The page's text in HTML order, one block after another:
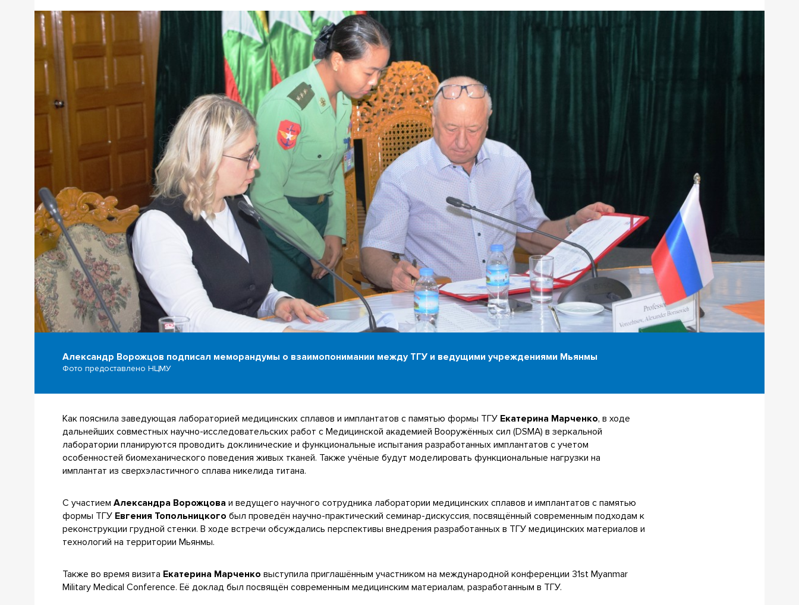
Александр Ворожцов подписал меморандумы о взаимопонимании между ТГУ и ведущими учреждениями Мьянмы
Фото предоставлено НЦМУ
Как пояснила заведующая лабораторией медицинских сплавов и имплантатов с памятью формы ТГУ Екатерина Марченко, в ходе
дальнейших совместных научно-исследовательских работ с Медицинской академией Вооружённых сил (DSMA) в зеркальной
лаборатории планируются проводить доклинические и функциональные испытания разработанных имплантатов с учетом
особенностей биомеханического поведения живых тканей. Также учёные будут моделировать функциональные нагрузки на
имплантат из сверхэластичного сплава никелида титана.
С участиемАлександра Ворожцова и ведущего научного сотрудника лаборатории медицинских сплавов и имплантатов с памятью
формы ТГУ Евгения Топольницкого был проведён научно-практический семинар-дискуссия, посвящённый современным подходам к
реконструкции грудной стенки. В ходе встречи обсуждались перспективы внедрения разработанных в ТГУ медицинских материалов и
технологий на территории Мьянмы.
Также во время визита Екатерина Марченко выступила приглашённым участником на международной конференции 31st Myanmar
Military Medical Conference. Её доклад был посвящён современным медицинским материалам, разработанным в ТГУ.